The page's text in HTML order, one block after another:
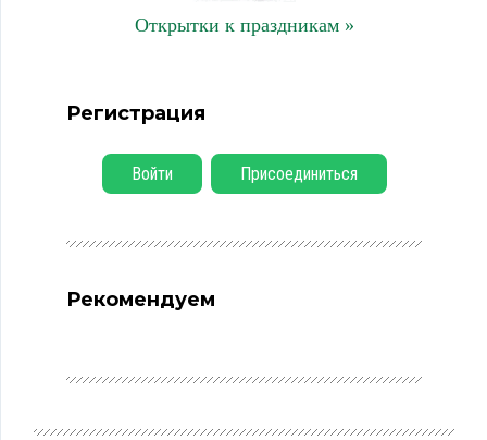
Открытки к праздникам »
Регистрация
Войти Присоединиться
Рекомендуем